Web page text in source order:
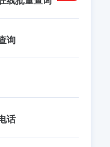
询
话